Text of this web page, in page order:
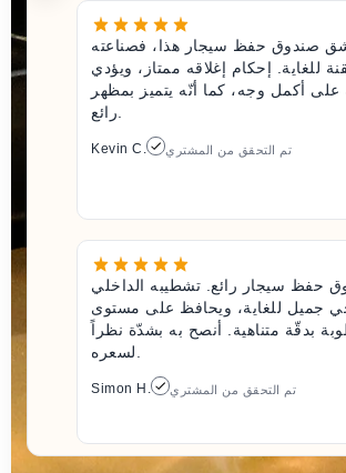
صندوق حفظ سيجار هذا، فصناعته
للغاية. إحكام إغلاقه ممتاز، ويؤدي
على أكمل وجه، كما أنّه يتميز بمظهر
Kevin C. تم التحقق من المشتري
حفظ سيجار رائع. تشطيبه الداخلي
جميل للغاية، ويحافظ على مستوى
بدقّة متناهية. أنصح به بشدّة نظراً
Simon H. تم التحقق من المشتري